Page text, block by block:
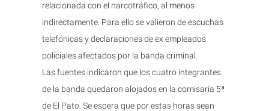
relacionada con el narcotráfico, al menos
indirectamente. Para ello se valieron de escuchas
telefónicas y declaraciones de ex empleados
policiales afectados por la banda criminal.
Las fuentes indicaron que los cuatro integrantes
de la banda quedaron alojados en la comisaría 5ª
de El Pato. Se espera que por estas horas sean